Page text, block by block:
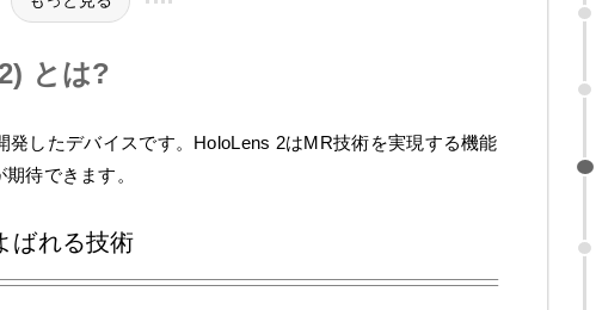
とは?
したデバイスです。HoloLens 2はMR技術を実現する機能
待できます。
ばれる技術